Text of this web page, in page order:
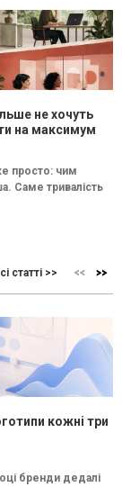
не хочуть
на максимум
просто: чим
Саме тривалість
статті >>
кожні три
бренди дедалі